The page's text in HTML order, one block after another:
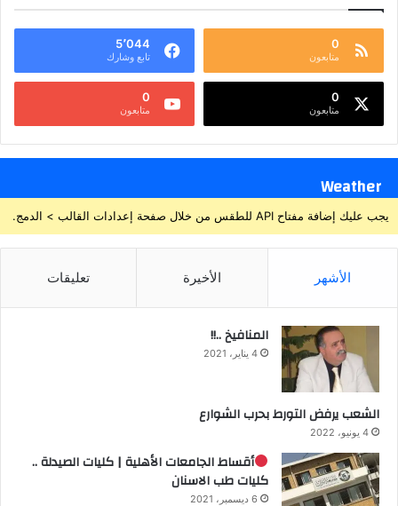
0
متابعون
5٬044
تابع وشارك
0
متابعون
0
متابعون
Weather
يجب عليك إضافة مفتاح API للطقس من خلال صفحة إعدادات القالب > الدمج.
الأشهر الأخيرة تعليقات
المنافيخ ..!!
4 يناير، 2021
الشعب يرفض التورط بحرب الشوارع
4 يونيو، 2022
أقساط الجامعات الأهلية | كليات الصيدلة ..
كليات طب الاسنان
6 ديسمبر، 2021